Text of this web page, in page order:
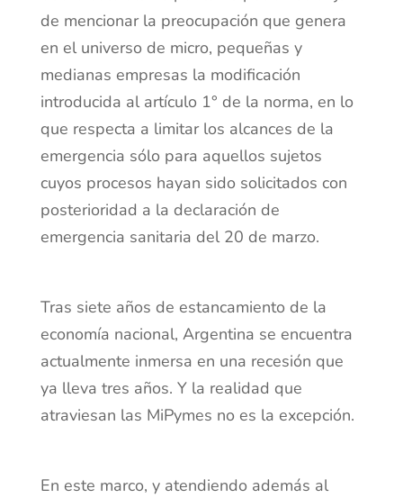
de mencionar la preocupación que genera
en el universo de micro, pequeñas y
medianas empresas la modificación
introducida al artículo 1° de la norma, en lo
que respecta a limitar los alcances de la
emergencia sólo para aquellos sujetos
cuyos procesos hayan sido solicitados con
posterioridad a la declaración de
emergencia sanitaria del 20 de marzo.
Tras siete años de estancamiento de la
economía nacional, Argentina se encuentra
actualmente inmersa en una recesión que
ya lleva tres años. Y la realidad que
atraviesan las MiPymes no es la excepción.
En este marco, y atendiendo además al